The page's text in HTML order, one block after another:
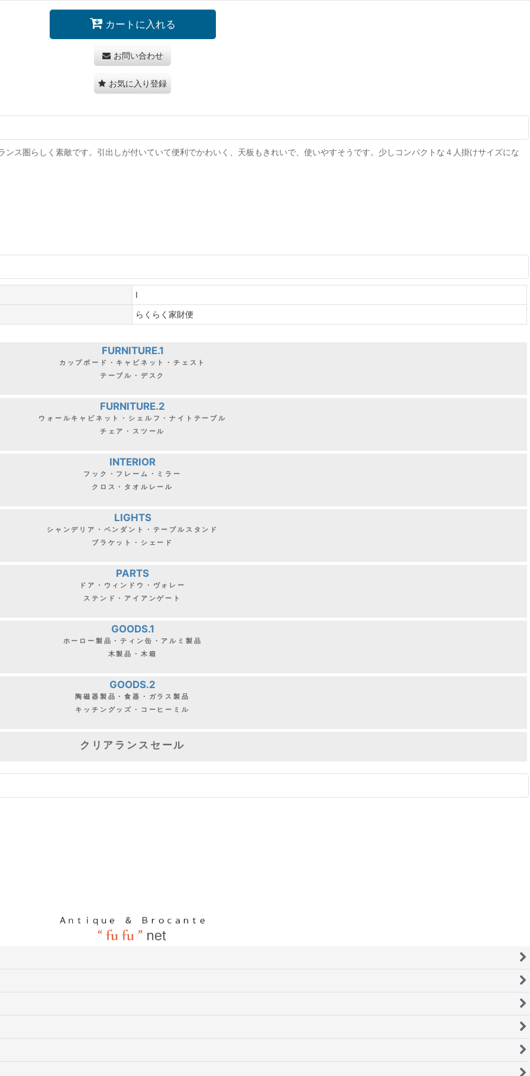
カートに入れる
お問い合わせ
お気に入り登録
ス圏らしく素敵です。引出しが付いていて便利でかわいく、天板もきれいで、使いやすそうです。少しコンパクトな４人掛けサイズにな
I
らくらく家財便
FURNITURE.1
カップボード・キャビネット・チェスト
テーブル・デスク
FURNITURE.2
ウォールキャビネット・シェルフ・ナイトテーブル
チェア・スツール
INTERIOR
フック・フレーム・ミラー
クロス・タオルレール
LIGHTS
シャンデリア・ペンダント・テーブルスタンド
ブラケット・シェード
PARTS
ドア・ウィンドウ・ヴォレー
ステンド・アイアンゲート
GOODS.1
ホーロー製品・ティン缶・アルミ製品
木製品・木箱
GOODS.2
陶磁器製品・食器・ガラス製品
キッチングッズ・コーヒーミル
クリアランスセール